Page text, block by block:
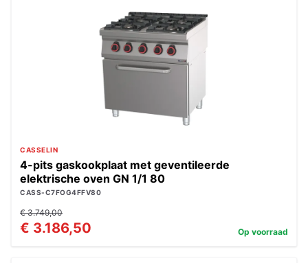
CASSELIN
4-pits gaskookplaat met geventileerde
elektrische oven GN 1/1 80
CASS-C7FOG4FFV80
€ 3.749,00
€ 3.186,50 Op voorraad